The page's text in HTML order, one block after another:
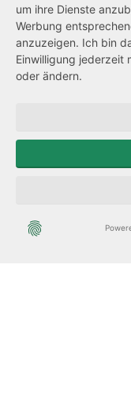
Barrierefreiheit
Zum
Der Sächsische
Sächsische
um ihre Dienste
Werbung
anzuzeigen. Ich bin
Einwilligung jederzeit
oder ändern.